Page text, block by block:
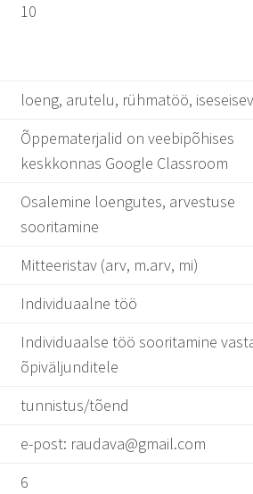
10
loeng, arutelu, rühmatöö,
Õppematerjalid on veebipõhises
keskkonnas Google Classroom
Osalemine loengutes, arvestuse
sooritamine
Mitteeristav (arv, m.arv, mi)
Individuaalne töö
Individuaalse töö sooritamine
õpiväljunditele
tunnistus/tõend
e-post: raudava@gmail.com
6